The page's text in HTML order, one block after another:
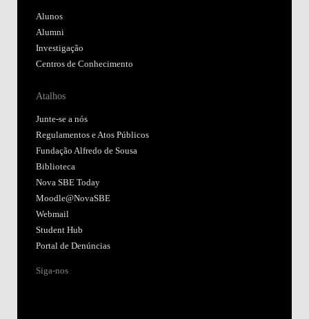
Alunos
Alumni
Investigação
Centros de Conhecimento
Atalhos
Junte-se a nós
Regulamentos e Atos Públicos
Fundação Alfredo de Sousa
Biblioteca
Nova SBE Today
Moodle@NovaSBE
Webmail
Student Hub
Portal de Denúncias
Siga-nos